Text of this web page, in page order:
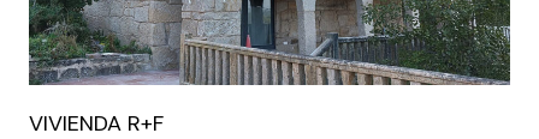
VIVIENDA R+F